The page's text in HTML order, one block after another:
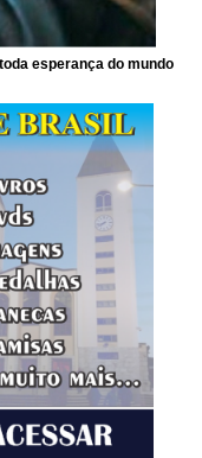
esperança do mundo